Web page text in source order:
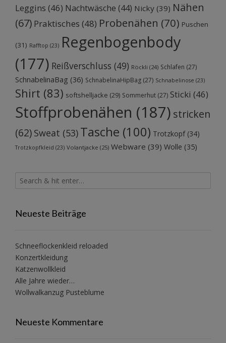
Leggins (46) Nachtwäsche (44) Nicky (39) Nähen
(67) Praktisches (48) Probenähen (70) Puschen
(31) Rafftop (23) Regenbogenbody
(177) Reißverschluss (49) Röckli (24) Schlafen (27)
SchnabelinaBag (36) SchnabelinaHipBag (27) Schnabelinose (23)
Shirt (83) softshelljacke (29) Sommerhut (27) Sticki (46)
Stoffprobenähen (187) stricken
(62) Sweat (53) Tasche (100) Trotzkopf(34)
Trotzkopfkleid (23) Volantjacke (25) Webware (39) Wolle (35)
Neueste Beiträge
Schneeflockenkleid reloaded
Konzertkleidung
Katzenwollkleid
Alle Jahre wieder…
Wollwalkanzug Pusteblume
Neueste Kommentare